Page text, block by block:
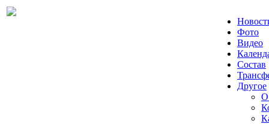
Фото
Видео
Состав
Другое
О